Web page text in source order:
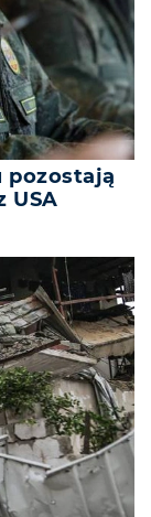
pozostają
USA